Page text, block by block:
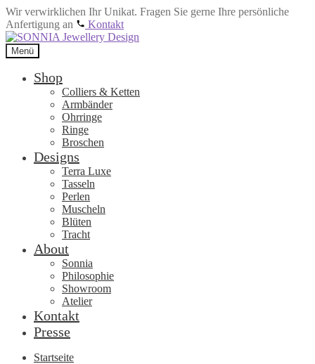
Wir verwirklichen Ihr Unikat. Fragen Sie gerne Ihre persönliche
Anfertigung an
Kontakt
Zur
Navigation
springen
Zum
Inhalt
springen
Menü
Shop
Colliers & Ketten
Armbänder
Ohrringe
Ringe
Broschen
Designs
Terra Luxe
Tasseln
Perlen
Muscheln
Blüten
Tracht
About
Sonnia
Philosophie
Showroom
Atelier
Kontakt
Presse
Startseite